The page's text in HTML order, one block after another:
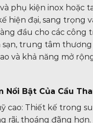
phụ kiện inox hoặc
hiện đại, sang trọng
đầu cho các công
sạn, trung tâm
và khả năng mở
Nổi Bật Của Cầu
cao: Thiết kế trong
rãi, thoáng đãng hơn.